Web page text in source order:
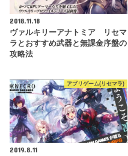
2018.11.18
ヴァルキリーアナトミア リセマ
ラとおすすめ武器と無課金序盤の
攻略法
アプリゲーム(リセマラ)
2019.8.11